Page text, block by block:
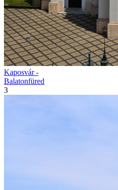
Kaposvár -
Balatonfüred
3